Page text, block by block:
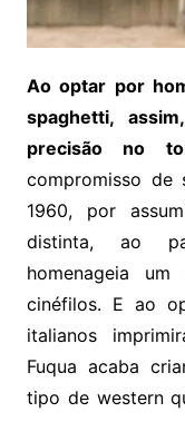
Ao optar por
spaghetti,
precisão no
compromisso
1960, por
distinta, ao
homenageia
cinéfilos. E ao
italianos
Fuqua acaba
tipo de western